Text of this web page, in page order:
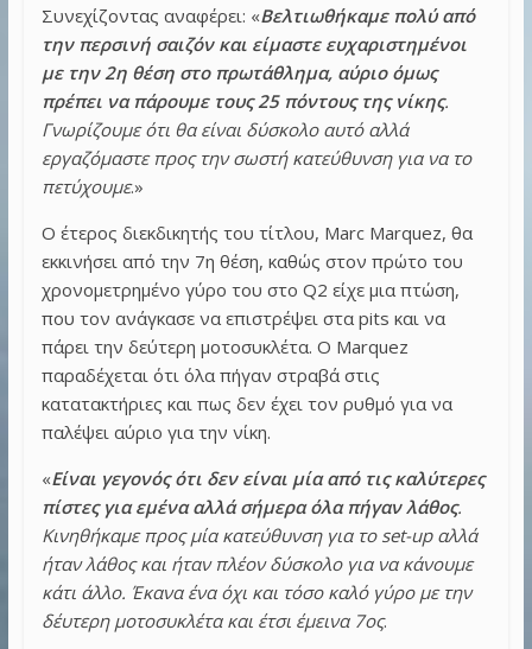
Συνεχίζοντας αναφέρει: «Βελτιωθήκαμε πολύ από
την περσινή σαιζόν και είμαστε ευχαριστημένοι
με την 2η θέση στο πρωτάθλημα, αύριο όμως
πρέπει να πάρουμε τους 25 πόντους της νίκης.
Γνωρίζουμε ότι θα είναι δύσκολο αυτό αλλά
εργαζόμαστε προς την σωστή κατεύθυνση για να το
πετύχουμε.»
Ο έτερος διεκδικητής του τίτλου, Marc Marquez, θα
εκκινήσει από την 7η θέση, καθώς στον πρώτο του
χρονομετρημένο γύρο του στο Q2 είχε μια πτώση,
που τον ανάγκασε να επιστρέψει στα pits και να
πάρει την δεύτερη μοτοσυκλέτα. Ο Marquez
παραδέχεται ότι όλα πήγαν στραβά στις
κατατακτήριες και πως δεν έχει τον ρυθμό για να
παλέψει αύριο για την νίκη.
«Είναι γεγονός ότι δεν είναι μία από τις καλύτερες
πίστες για εμένα αλλά σήμερα όλα πήγαν λάθος.
Κινηθήκαμε προς μία κατεύθυνση για το set-up αλλά
ήταν λάθος και ήταν πλέον δύσκολο για να κάνουμε
κάτι άλλο. Έκανα ένα όχι και τόσο καλό γύρο με την
δέυτερη μοτοσυκλέτα και έτσι έμεινα 7ος.